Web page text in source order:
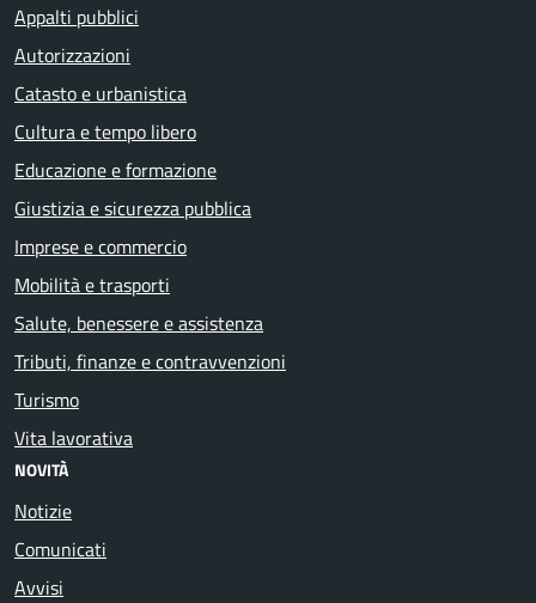
Appalti pubblici
Autorizzazioni
Catasto e urbanistica
Cultura e tempo libero
Educazione e formazione
Giustizia e sicurezza pubblica
Imprese e commercio
Mobilità e trasporti
Salute, benessere e assistenza
Tributi, finanze e contravvenzioni
Turismo
Vita lavorativa
NOVITÀ
Notizie
Comunicati
Avvisi